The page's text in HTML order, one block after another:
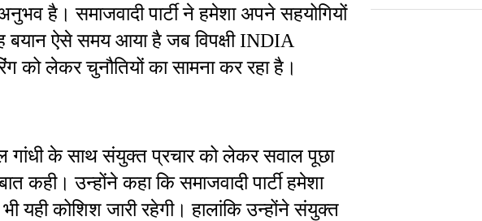
है। समाजवादी पार्टी ने हमेशा अपने सहयोगियों
बयान ऐसे समय आया है जब विपक्षी INDIA
को लेकर चुनौतियों का सामना कर रहा है।
गांधी के साथ संयुक्त प्रचार को लेकर सवाल पूछा
कही। उन्होंने कहा कि समाजवादी पार्टी हमेशा
यही कोशिश जारी रहेगी। हालांकि उन्होंने संयुक्त